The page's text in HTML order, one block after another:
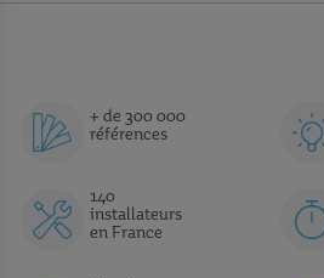
+ de 300 000
références
140
installateurs
en France